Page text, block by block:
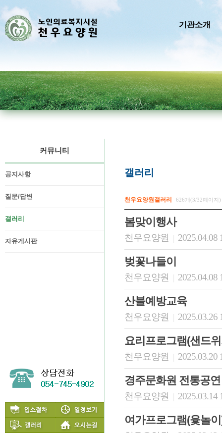
기관소개
커뮤니티
공지사항
질문/답변
갤러리
자유게시판
갤러리
천우요양원갤러리 626개(3/32페이지)
봄맞이행사
천우요양원 2025.04.08
벚꽃나들이
천우요양원 2025.04.08
산불예방교육
천우요양원 2025.03.26
요리프로그램(샌드
천우요양원 2025.03.20
경주문화원 전통공연
천우요양원 2025.03.14
여가프로그램(윷놀